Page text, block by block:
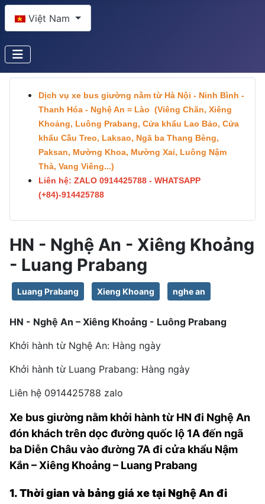
Sprache auswählen
Việt Nam
Dịch vụ xe bus giường nằm từ Hà Nội - Ninh Bình -
Thanh Hóa - Nghệ An = Lào (Viêng Chăn, Xiêng
Khoảng, Luông Prabang, Cửa khẩu Lao Bảo, Cửa
khẩu Cầu Treo, Laksao, Ngã ba Thang Bèng,
Paksan, Mường Khoa, Mường Xai, Luông Nậm
Thà, Vang Viêng...)
Liên hệ: ZALO 0914425788 - WHATSAPP
(+84)-914425788
HN - Nghệ An - Xiêng Khoảng
- Luang Prabang
Luang Prabang Xieng Khoang nghe an
HN - Nghệ An – Xiêng Khoảng - Luông Prabang
Khởi hành từ Nghệ An: Hàng ngày
Khởi hành từ Luang Prabang: Hàng ngày
Liên hệ 0914425788 zalo
Xe bus giường nằm khởi hành từ HN đi Nghệ An
đón khách trên dọc đường quốc lộ 1A đến ngã
ba Diễn Châu vào đường 7A đi cửa khẩu Nậm
Kắn – Xiêng Khoảng – Luang Prabang
1. Thời gian và bảng giá xe tại Nghệ An đi